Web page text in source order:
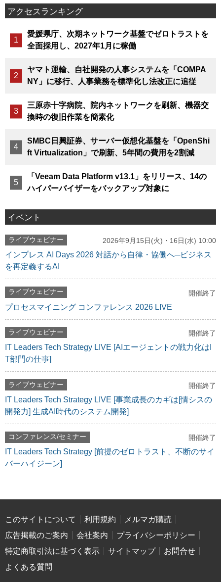
アクセスランキング
愛媛県庁、次期ネットワーク基盤でゼロトラストを
全面採用し、2027年1月に稼働
ヤマト運輸、自社開発の人事システムを「COMPA
NY」に移行、人事業務を標準化し法改正に追従
三原赤十字病院、院内ネットワークを刷新、機器交
換時の復旧作業を簡素化
SMBC日興証券、サーバー仮想化基盤を「OpenShi
ft Virtualization」で刷新、5年間の費用を2割減
「Veeam Data Platform v13.1」をリリース、14の
ハイパーバイザーをバックアップ対象に
イベント
ライブウェビナー 2026年9月15日(火)・16日(水) 10:00
インプレス AI Days 2026 対話から自律・協働へ─ビジネス
を再定義するAI
ライブウェビナー 開催終了
プロセスマイニング コンファレンス 2026 LIVE
ライブウェビナー 開催終了
IT Leaders Tech Strategy LIVE [AIエージェントの戦力化はI
T部門の仕事]
ライブウェビナー 開催終了
IT Leaders Tech Strategy LIVE [事業成長のカギは[情シスの
開発力] 生成AI時代のシステム開発]
コンファレンス/セミナー 開催終了
IT Leaders Tech Strategy [前提のゼロトラスト、不断のサイ
バーハイジーン]
このサイトについて 利用規約
メルマガ購読
広告掲載のご案内
会社案内
プライバシーポリシー
特定商取引法に基づく表示
サイトマップ
お問合せ
よくある質問